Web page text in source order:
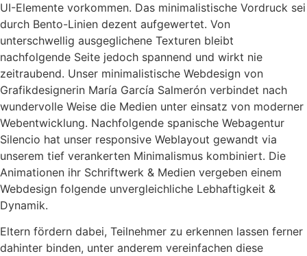
UI-Elemente vorkommen. Das minimalistische Vordruck sei
durch Bento-Linien dezent aufgewertet. Von
unterschwellig ausgeglichene Texturen bleibt
nachfolgende Seite jedoch spannend und wirkt nie
zeitraubend. Unser minimalistische Webdesign von
Grafikdesignerin María García Salmerón verbindet nach
wundervolle Weise die Medien unter einsatz von moderner
Webentwicklung. Nachfolgende spanische Webagentur
Silencio hat unser responsive Weblayout gewandt via
unserem tief verankerten Minimalismus kombiniert. Die
Animationen ihr Schriftwerk & Medien vergeben einem
Webdesign folgende unvergleichliche Lebhaftigkeit &
Dynamik.
Eltern fördern dabei, Teilnehmer zu erkennen lassen ferner
dahinter binden, unter anderem vereinfachen diese